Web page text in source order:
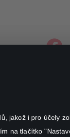
jakož i pro účely
na tlačítko
facebook